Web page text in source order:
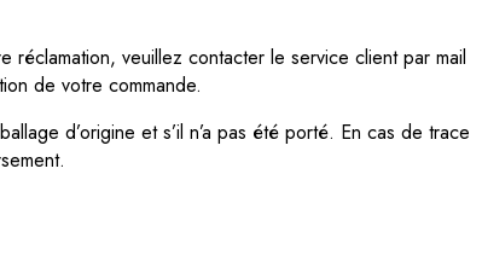
réclamation, veuillez contacter le service client par mail
de votre commande.
d’origine et s’il n’a pas été porté. En cas de trace